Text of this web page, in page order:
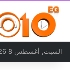
السبت, أغسطس 8 2026